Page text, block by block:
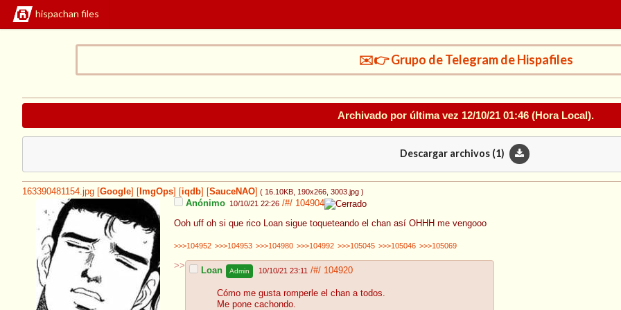
hispachan files
✉️👉 Grupo de Telegram de Hispafiles
Archivado por última vez 12/10/21 01:46 (Hora Local).
Descargar archivos (1)
163390481154.jpg Google ImgOps iqdb SauceNAO ( 16.10KB , 190x266 , 3003.jpg )
Anónimo 10/10/21 22:26 /#/ 104904
Ooh uff oh si que rico Loan sigue toqueteando el chan así OHHH me vengooo
>>>104952 >>>104953 >>>104980 >>>104992 >>>105045 >>>105046 >>>105069
>> Loan Admin 10/10/21 23:11 /#/ 104920
Cómo me gusta romperle el chan a todos.
Me pone cachondo.